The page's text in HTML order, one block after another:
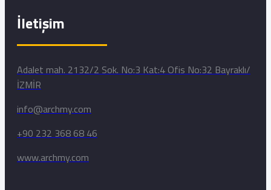
İletişim
Adalet mah. 2132/2 Sok. No:3 Kat:4 Ofis No:32 Bayraklı/
İZMİR
info@archmy.com
+90 232 368 68 46
www.archmy.com